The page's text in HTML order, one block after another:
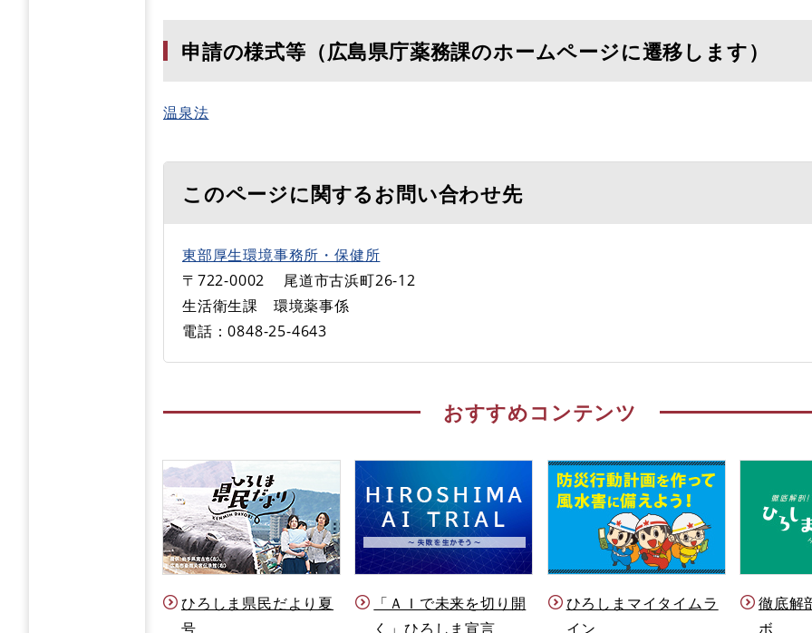
申請の様式等（広島県庁薬務課のホームページに遷移します）
温泉法
このページに関するお問い合わせ先
東部厚生環境事務所・保健所
〒722-0002
尾道市古浜町26-12
生活衛生課 環境薬事係
電話：0848-25-4643
おすすめコンテンツ
ひろしま県民だより夏
号
「ＡＩで未来を切り開
く」ひろしま宣言
ひろしまマイタイムラ
イン
徹底解
ボ